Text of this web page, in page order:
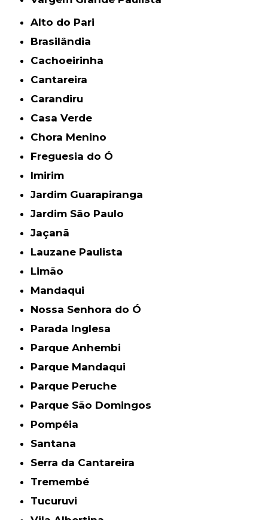
Alto do Pari
Brasilândia
Cachoeirinha
Cantareira
Carandiru
Casa Verde
Chora Menino
Freguesia do Ó
Imirim
Jardim Guarapiranga
Jardim São Paulo
Jaçanã
Lauzane Paulista
Limão
Mandaqui
Nossa Senhora do Ó
Parada Inglesa
Parque Anhembi
Parque Mandaqui
Parque Peruche
Parque São Domingos
Pompéia
Santana
Serra da Cantareira
Tremembé
Tucuruvi